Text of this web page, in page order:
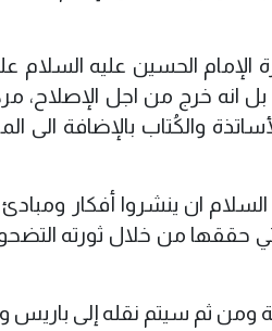
الإمام الحسين عليه السلام
انه خرج من اجل الإصلاح،
والكُتاب بالإضافة الى
ان ينشروا أفكار ومبادئ
حققها من خلال ثورته
ومن ثم سيتم نقله إلى باريس